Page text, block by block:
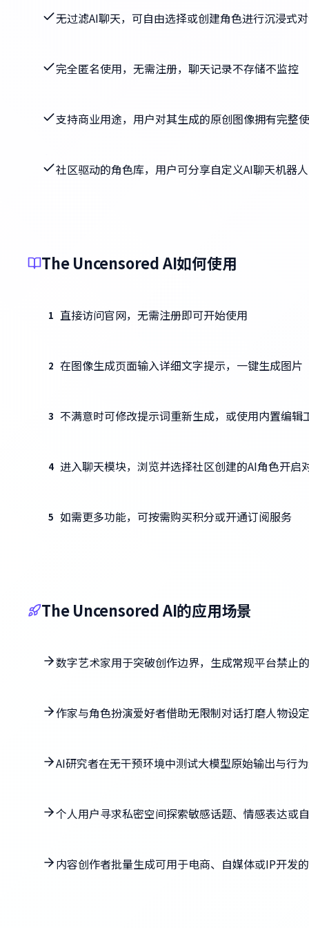
无过滤AI聊天，可自由选择或创建角色进行沉浸式
完全匿名使用，无需注册，聊天记录不存储不监控
支持商业用途，用户对其生成的原创图像拥有完整
社区驱动的角色库，用户可分享自定义AI聊天机器人
The Uncensored AI如何使用
1 直接访问官网，无需注册即可开始使用
2 在图像生成页面输入详细文字提示，一键生成图片
3 不满意时可修改提示词重新生成，或使用内置编辑
4 进入聊天模块，浏览并选择社区创建的AI角色开启
5 如需更多功能，可按需购买积分或开通订阅服务
The Uncensored AI的应用场景
数字艺术家用于突破创作边界，生成常规平台禁止
作家与角色扮演爱好者借助无限制对话打磨人物设
AI研究者在无干预环境中测试大模型原始输出与行
个人用户寻求私密空间探索敏感话题、情感表达或
内容创作者批量生成可用于电商、自媒体或IP开发